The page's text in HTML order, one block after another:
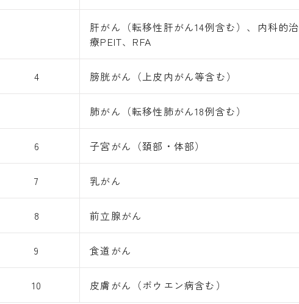
肝がん（転移性肝がん14例含む）、内科的治
療PEIT、RFA
4 膀胱がん（上皮内がん等含む）
肺がん（転移性肺がん18例含む）
6 子宮がん（頚部・体部）
7 乳がん
8 前立腺がん
9 食道がん
10 皮膚がん（ボウエン病含む）